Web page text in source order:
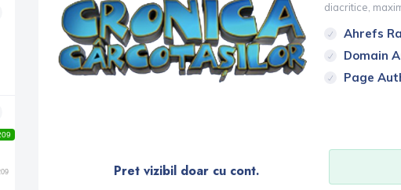
diacritice,
Ahrefs
Domain
Page
Pret vizibil doar cu cont.